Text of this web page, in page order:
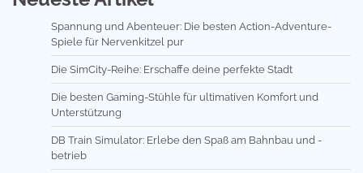
Spannung und Abenteuer: Die besten Action-Adventure-
Spiele für Nervenkitzel pur
Die SimCity-Reihe: Erschaffe deine perfekte Stadt
Die besten Gaming-Stühle für ultimativen Komfort und
Unterstützung
DB Train Simulator: Erlebe den Spaß am Bahnbau und -
betrieb